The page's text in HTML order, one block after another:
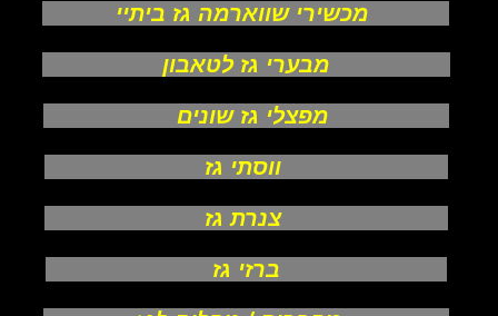
מכשירי שווארמה גז ביתיי
מבערי גז לטאבון
מפצלי גז שונים
ווסתי גז
צנרת גז
ברזי גז